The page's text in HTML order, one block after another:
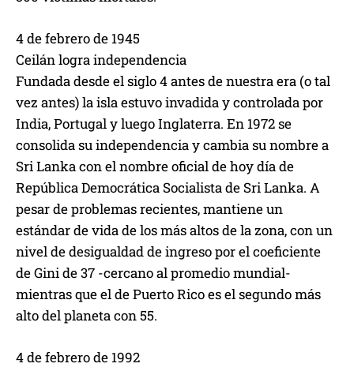
4 de febrero de 1945
Ceilán logra independencia
Fundada desde el siglo 4 antes de nuestra era (o tal
vez antes) la isla estuvo invadida y controlada por
India, Portugal y luego Inglaterra. En 1972 se
consolida su independencia y cambia su nombre a
Sri Lanka con el nombre oficial de hoy día de
República Democrática Socialista de Sri Lanka. A
pesar de problemas recientes, mantiene un
estándar de vida de los más altos de la zona, con un
nivel de desigualdad de ingreso por el coeficiente
de Gini de 37 -cercano al promedio mundial-
mientras que el de Puerto Rico es el segundo más
alto del planeta con 55.
4 de febrero de 1992